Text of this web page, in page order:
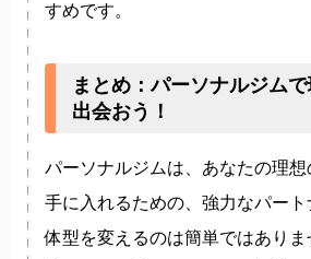
すめです。
まとめ：パーソナルジム
出会おう！
パーソナルジムは、あなたの理
手に入れるための、強力なパート
体型を変えるのは簡単ではあり